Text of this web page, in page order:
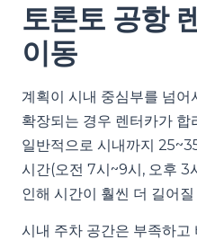
토론토 공항
이동
계획이 시내 중심부를 넘
확장되는 경우 렌터카가 합
일반적으로 시내까지
시간(오전 7시~9시, 오후 3
인해 시간이 훨씬 더 길어
시내 주차 공간은 부족하고